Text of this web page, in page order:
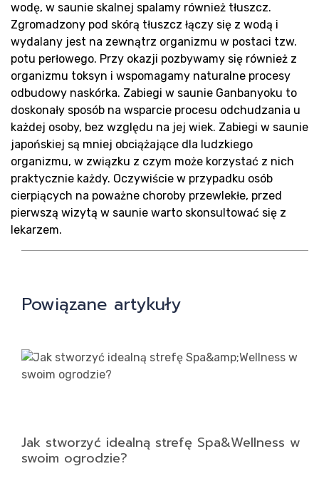
wodę, w saunie skalnej spalamy również tłuszcz.
Zgromadzony pod skórą tłuszcz łączy się z wodą i
wydalany jest na zewnątrz organizmu w postaci tzw.
potu perłowego. Przy okazji pozbywamy się również z
organizmu toksyn i wspomagamy naturalne procesy
odbudowy naskórka. Zabiegi w saunie Ganbanyoku to
doskonały sposób na wsparcie procesu odchudzania u
każdej osoby, bez względu na jej wiek. Zabiegi w saunie
japońskiej są mniej obciążające dla ludzkiego
organizmu, w związku z czym może korzystać z nich
praktycznie każdy. Oczywiście w przypadku osób
cierpiących na poważne choroby przewlekłe, przed
pierwszą wizytą w saunie warto skonsultować się z
lekarzem.
Powiązane artykuły
Jak stworzyć idealną strefę Spa&Wellness w
swoim ogrodzie?